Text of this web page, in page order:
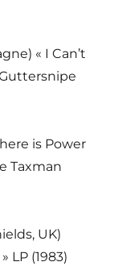
« I Can’t
is Power
Taxman
UK)
LP (1983)